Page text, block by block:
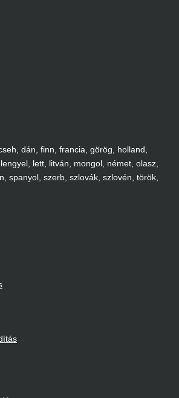
dán, finn, francia, görög, holland,
lett, litván, mongol, német, olasz,
spanyol, szerb, szlovák, szlovén, török,